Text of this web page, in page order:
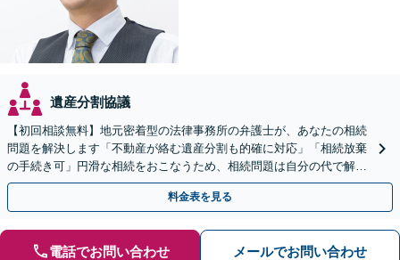
遺産分割協議
【初回相談無料】地元密着型の法律事務所の弁護士が、あなたの相続
問題を解決します「不動産が絡む遺産分割も的確に対応」「相続放棄
の手続き可」円滑な相続をおこなうため、相続問題は自分の代で解決
しましょう【完全個室制】【本竜野駅5分】
料金表を見る
電話でお問い合わせ メールでお問い合わせ